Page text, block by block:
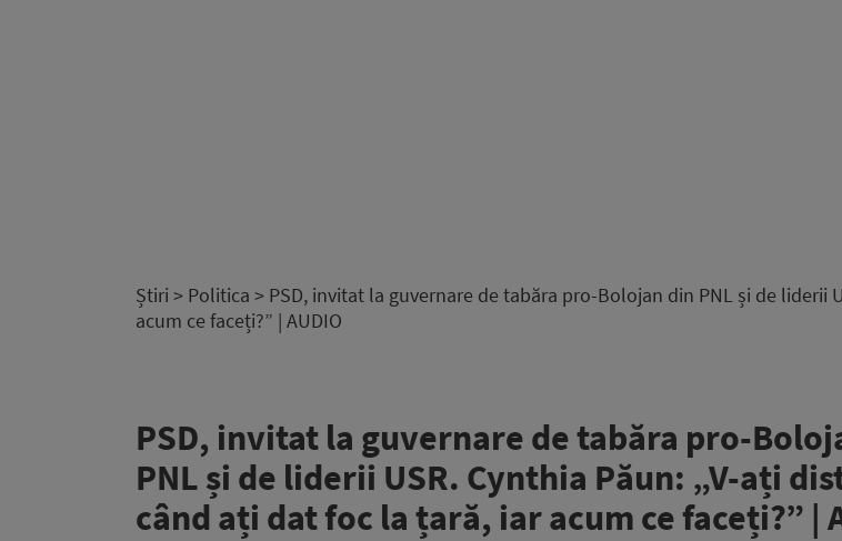
Știri > Politica > PSD, invitat la guvernare de tabăra pro-Bolojan din PNL și de liderii
acum ce faceți?” | AUDIO
PSD, invitat la guvernare de tabăra pro-
PNL și de liderii USR. Cynthia Păun: „V-ați
când ați dat foc la țară, iar acum ce faceți?” |